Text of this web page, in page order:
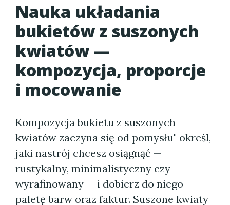
Nauka układania
bukietów z suszonych
kwiatów —
kompozycja, proporcje
i mocowanie
Kompozycja bukietu z suszonych
kwiatów zaczyna się od pomysłu" określ,
jaki nastrój chcesz osiągnąć —
rustykalny, minimalistyczny czy
wyrafinowany — i dobierz do niego
paletę barw oraz faktur. Suszone kwiaty